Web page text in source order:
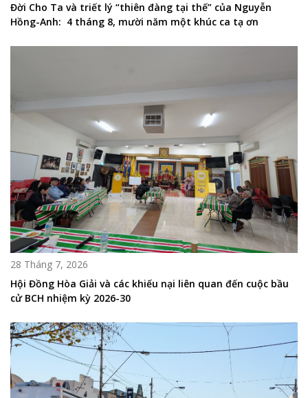
Đời Cho Ta và triết lý “thiên đàng tại thế” của Nguyễn
Hồng-Anh: 4 tháng 8, mười năm một khúc ca tạ ơn
28 Tháng 7, 2026
Hội Đồng Hòa Giải và các khiếu nại liên quan đến cuộc bầu
cử BCH nhiệm kỳ 2026-30